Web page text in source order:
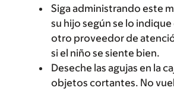
Siga administrando este
su hijo según se lo
otro proveedor de
si el niño se siente bien.
Deseche las agujas en la
objetos cortantes. No